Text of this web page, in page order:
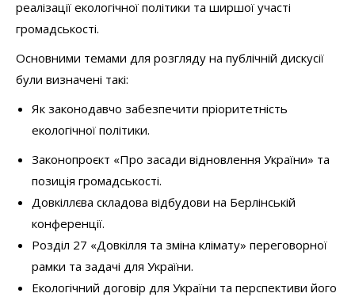
реалізації екологічної політики та ширшої участі
громадськості.
Основними темами для розгляду на публічній дискусії
були визначені такі:
Як законодавчо забезпечити пріоритетність
екологічної політики.
Законопроєкт «Про засади відновлення України» та
позиція громадськості.
Довкіллєва складова відбудови на Берлінській
конференції.
Розділ 27 «Довкілля та зміна клімату» переговорної
рамки та задачі для України.
Екологічний договір для України та перспективи його